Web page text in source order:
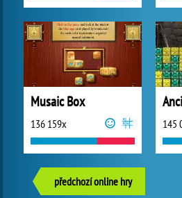
Musaic Box
136 159x 145
předchozí online hry